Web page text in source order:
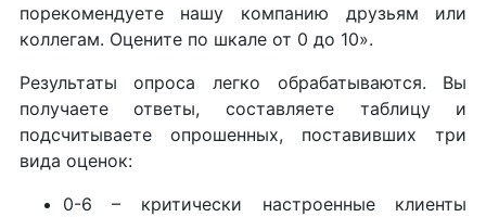
порекомендуете нашу компанию друзьям или
коллегам. Оцените по шкале от 0 до 10».
Результаты опроса легко обрабатываются. Вы
получаете ответы, составляете таблицу и
подсчитываете опрошенных, поставивших три
вида оценок:
0-6 – критически настроенные клиенты